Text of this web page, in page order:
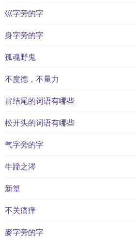
巛字旁的字
身字旁的字
孤魂野鬼
不度德，不量力
冒结尾的词语有哪些
松开头的词语有哪些
气字旁的字
牛蹄之涔
新篁
不关痛痒
麥字旁的字